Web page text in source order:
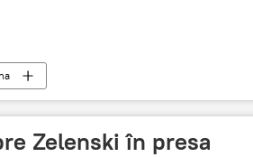
Zelenski în presa